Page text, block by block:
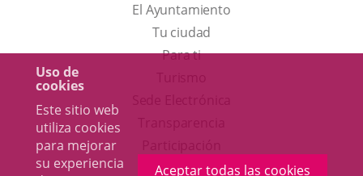
Uso de
cookies
Este sitio web
utiliza cookies
para mejorar
su experiencia
Aceptar todas las cookies
El Ayuntamiento
Tu ciudad
Para ti
en aplicación